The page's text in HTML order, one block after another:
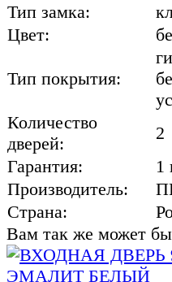
Тип замка:
Цвет:
Тип покрытия:
Количество
дверей:
2
Гарантия:
1
Производитель:
Страна:
Вам так же может